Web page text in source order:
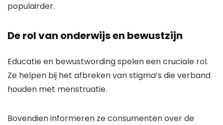
populairder.
De rol van onderwijs en bewustzijn
Educatie en bewustwording spelen een cruciale rol.
Ze helpen bij het afbreken van stigma’s die verband
houden met menstruatie.
Bovendien informeren ze consumenten over de